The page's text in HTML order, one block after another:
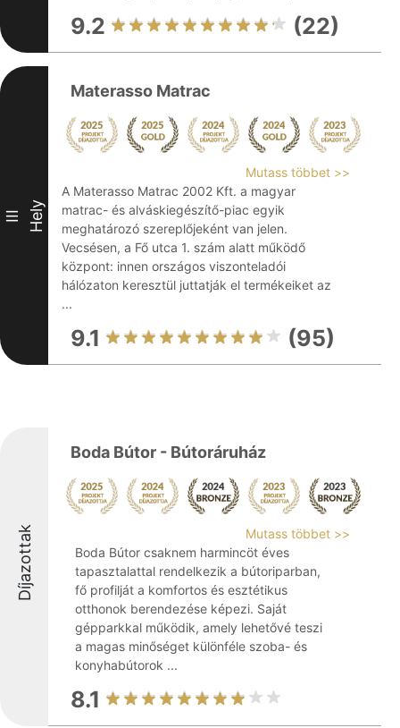
9.2 (22)
III Hely
Materasso Matrac
Mutass többet >>
A Materasso Matrac 2002 Kft. a magyar
matrac- és alváskiegészítő-piac egyik
meghatározó szereplőjeként van jelen.
Vecsésen, a Fő utca 1. szám alatt működő
központ: innen országos viszonteladói
hálózaton keresztül juttatják el termékeiket az
...
9.1 (95)
Díjazottak
Boda Bútor - Bútoráruház
Mutass többet >>
Boda Bútor csaknem harmincöt éves
tapasztalattal rendelkezik a bútoriparban,
fő profilját a komfortos és esztétikus
otthonok berendezése képezi. Saját
gépparkkal működik, amely lehetővé teszi
a magas minőséget különféle szoba- és
konyhabútorok ...
8.1